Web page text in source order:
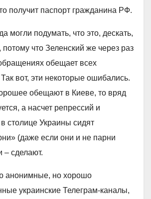
получит паспорт гражданина РФ.
могли подумать, что это, дескать,
потому что Зеленский же через раз
обещает всех
вот, эти некоторые ошибались.
обещают в Киеве, то вряд
а насчет репрессий и
в столице Украины сидят
(даже если они и не парни
– сделают.
анонимные, но хорошо
украинские Телеграм-каналы,